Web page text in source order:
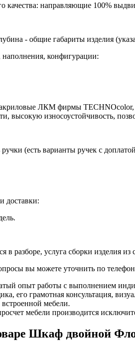
качества: направляющие 100%
- общие габариты изделия
наполнения, конфигурации:
ЛКМ фирмы TECHNOcolor,
высокую износоустойчивость,
(есть варианты ручек с
доставки:
в разборе, услуга сборки изделия
вы можете уточнить по
опыт работы с выполнением
его грамотная консультация,
мебели.
мебели производится
Шкаф двойной